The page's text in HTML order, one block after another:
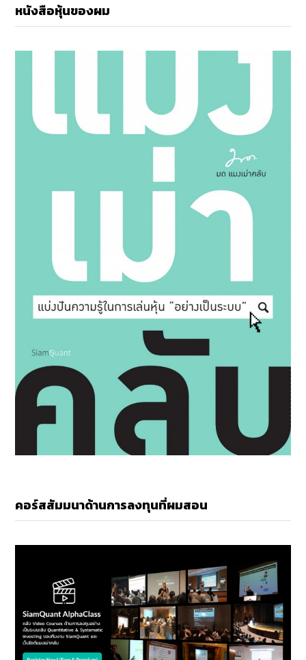
หนังสือหุ้นของผม
คอร์สสัมมนาด้านการลงทุนที่ผมสอน